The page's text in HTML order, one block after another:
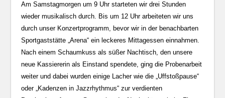
Am Samstagmorgen um 9 Uhr starteten wir drei Stunden
wieder musikalisch durch. Bis um 12 Uhr arbeiteten wir uns
durch unser Konzertprogramm, bevor wir in der benachbarten
Sportgaststätte „Arena“ ein leckeres Mittagessen einnahmen.
Nach einem Schaumkuss als süßer Nachtisch, den unsere
neue Kassiererin als Einstand spendete, ging die Probenarbeit
weiter und dabei wurden einige Lacher wie die „Uffstoßpause“
oder „Kadenzen in Jazzrhythmus“ zur verdienten